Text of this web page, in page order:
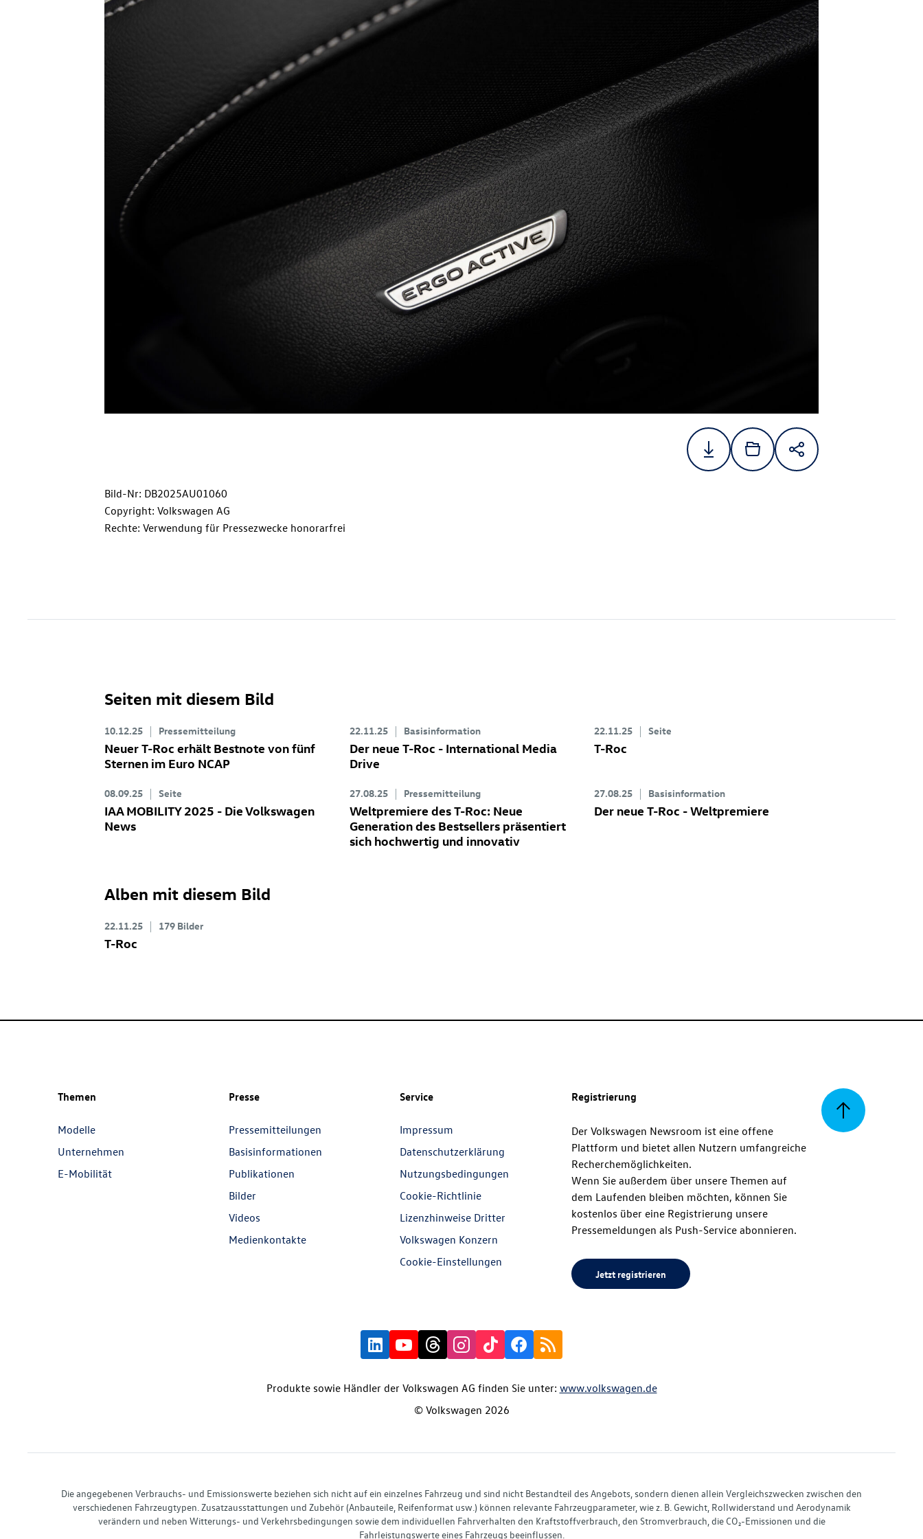
Bild-Nr: DB2025AU01060
Copyright: Volkswagen AG
Rechte: Verwendung für Pressezwecke honorarfrei
Seiten mit diesem Bild
10.12.25 Pressemitteilung
NeuerT-Roc erhält Bestnote von fünf
Sternen im Euro NCAP
22.11.25 Basisinformation
Der neue T-Roc - International Media
Drive
22.11.25 Seite
T-Roc
08.09.25 Seite
IAA MOBILITY 2025 - Die Volkswagen
News
27.08.25 Pressemitteilung
Weltpremiere desT-Roc: Neue
Generation des Bestsellers präsentiert
sich hochwertig und innovativ
27.08.25 Basisinformation
Der neueT-Roc - Weltpremiere
Alben mit diesem Bild
22.11.25 179 Bilder
T-Roc
Zurück
Themen
Modelle
Unternehmen
E-Mobilität
Presse
Pressemitteilungen
Basisinformationen
Publikationen
Bilder
Videos
Medienkontakte
Service
Impressum
Datenschutzerklärung
Nutzungsbedingungen
Cookie-Richtlinie
Lizenzhinweise Dritter
Volkswagen Konzern
Cookie-Einstellungen
Registrierung
Der Volkswagen Newsroom ist eine offene
Plattform und bietet allen Nutzern umfangreiche
Recherchemöglichkeiten.
Wenn Sie außerdem über unsere Themen auf
dem Laufenden bleiben möchten, können Sie
kostenlos über eine Registrierung unsere
Pressemeldungen als Push-Service abonnieren.
Jetzt registrieren
Produkte sowie Händler der Volkswagen AG finden Sie unter: www.volkswagen.de
© Volkswagen 2026
Die angegebenen Verbrauchs- und Emissionswerte beziehen sich nicht auf ein einzelnes Fahrzeug und sind nicht Bestandteil des Angebots, sondern dienen allein Vergleichszwecken zwischen den
verschiedenen Fahrzeugtypen. Zusatzausstattungen und Zubehör (Anbauteile, Reifenformat usw.) können relevante Fahrzeugparameter, wie z. B. Gewicht, Rollwiderstand und Aerodynamik
verändern und neben Witterungs- und Verkehrsbedingungen sowie dem individuellen Fahrverhalten den Kraftstoffverbrauch, den Stromverbrauch, die CO₂-Emissionen und die
Fahrleistungswerte eines Fahrzeugs beeinflussen.